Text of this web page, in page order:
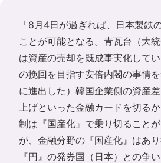
「8月4日が過ぎれば、日本製鉄
ことが可能となる。青瓦台（大
は資産の売却を既成事実化して
の挽回を目指す安倍内閣の事情
に進出した）韓国企業側の資産
上げといった金融カードを切る
制は『国産化』で乗り切ること
が、金融分野の『国産化』はあ
『円』の発券国（日本）との争